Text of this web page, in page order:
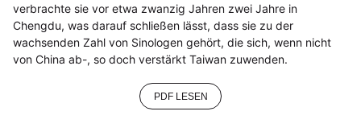
verbrachte sie vor etwa zwanzig Jahren zwei Jahre in
Chengdu, was darauf schließen lässt, dass sie zu der
wachsenden Zahl von Sinologen gehört, die sich, wenn nicht
von China ab-, so doch verstärkt Taiwan zuwenden.
PDF LESEN